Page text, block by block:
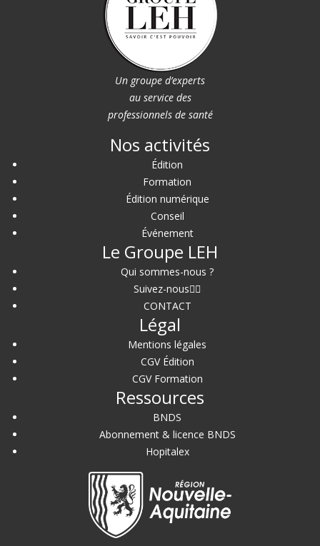
Un groupe d’experts
au service des
professionnels de santé
Nos activités
Édition
Formation
Édition numérique
Conseil
Événement
Le Groupe LEH
Qui sommes-nous ?
Suivez-nous
CONTACT
Légal
Mentions légales
CGV Édition
CGV Formation
Ressources
BNDS
Abonnement & licence BNDS
Hopitalex